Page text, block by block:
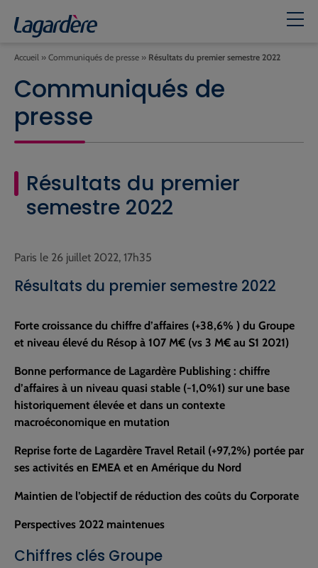
Accueil » Communiqués de presse » Résultats du premier semestre 2022
Communiqués de
presse
Résultats du premier
semestre 2022
Paris le 26 juillet 2022, 17h35
Résultats du premier semestre 2022
Forte croissance du chiffre d’affaires (+38,6% ) du Groupe
et niveau élevé du Résop à 107 M€ (vs 3 M€ au S1 2021)
Bonne performance de Lagardère Publishing : chiffre
d’affaires à un niveau quasi stable (-1,0%1) sur une base
historiquement élevée et dans un contexte
macroéconomique en mutation
Reprise forte de Lagardère Travel Retail (+97,2%) portée par
ses activités en EMEA et en Amérique du Nord
Maintien de l’objectif de réduction des coûts du Corporate
Perspectives 2022 maintenues
Chiffres clés Groupe